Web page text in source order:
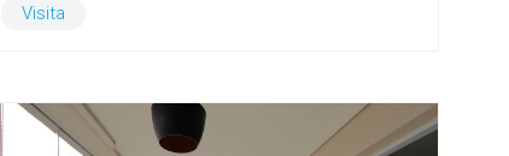
Visita